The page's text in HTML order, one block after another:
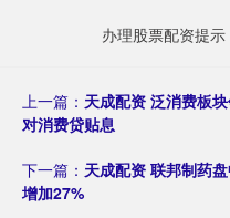
办理股票配资提示
上一篇： 天成配资 泛消费板
对消费贷贴息
下一篇： 天成配资 联邦制药
增加27%